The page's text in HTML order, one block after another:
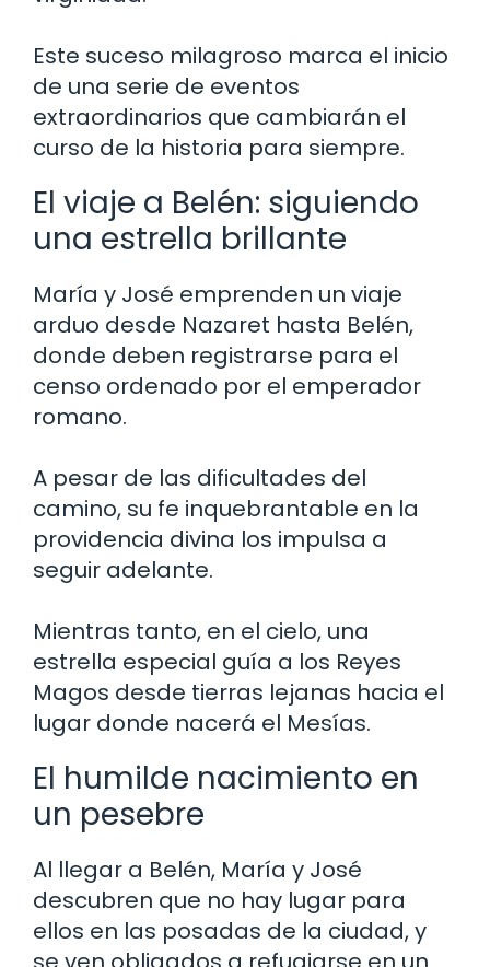
Este suceso milagroso marca el inicio
de una serie de eventos
extraordinarios que cambiarán el
curso de la historia para siempre.
El viaje a Belén: siguiendo
una estrella brillante
María y José emprenden un viaje
arduo desde Nazaret hasta Belén,
donde deben registrarse para el
censo ordenado por el emperador
romano.
A pesar de las dificultades del
camino, su fe inquebrantable en la
providencia divina los impulsa a
seguir adelante.
Mientras tanto, en el cielo, una
estrella especial guía a los Reyes
Magos desde tierras lejanas hacia el
lugar donde nacerá el Mesías.
El humilde nacimiento en
un pesebre
Al llegar a Belén, María y José
descubren que no hay lugar para
ellos en las posadas de la ciudad, y